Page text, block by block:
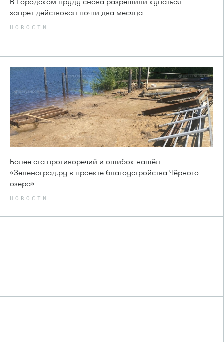
запрет действовал почти два месяца
НОВОСТИ
Более ста противоречий и ошибок нашёл
«Зеленоград.ру в проекте благоустройства Чёрного
озера»
НОВОСТИ